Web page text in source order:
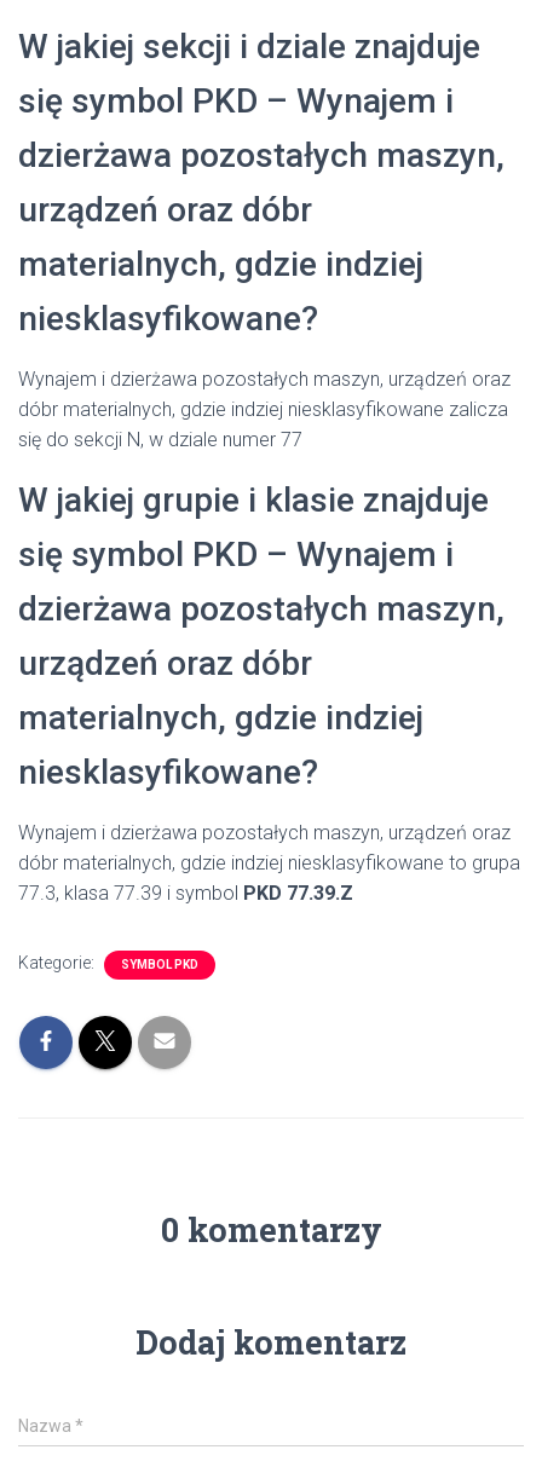
W jakiej sekcji i dziale znajduje
się symbol PKD – Wynajem i
dzierżawa pozostałych maszyn,
urządzeń oraz dóbr
materialnych, gdzie indziej
niesklasyfikowane?
Wynajem i dzierżawa pozostałych maszyn, urządzeń oraz
dóbr materialnych, gdzie indziej niesklasyfikowane zalicza
się do sekcji N, w dziale numer 77
W jakiej grupie i klasie znajduje
się symbol PKD – Wynajem i
dzierżawa pozostałych maszyn,
urządzeń oraz dóbr
materialnych, gdzie indziej
niesklasyfikowane?
Wynajem i dzierżawa pozostałych maszyn, urządzeń oraz
dóbr materialnych, gdzie indziej niesklasyfikowane to grupa
77.3, klasa 77.39 i symbol PKD 77.39.Z
Kategorie: SYMBOL PKD
0 komentarzy
Dodaj komentarz
Nazwa *